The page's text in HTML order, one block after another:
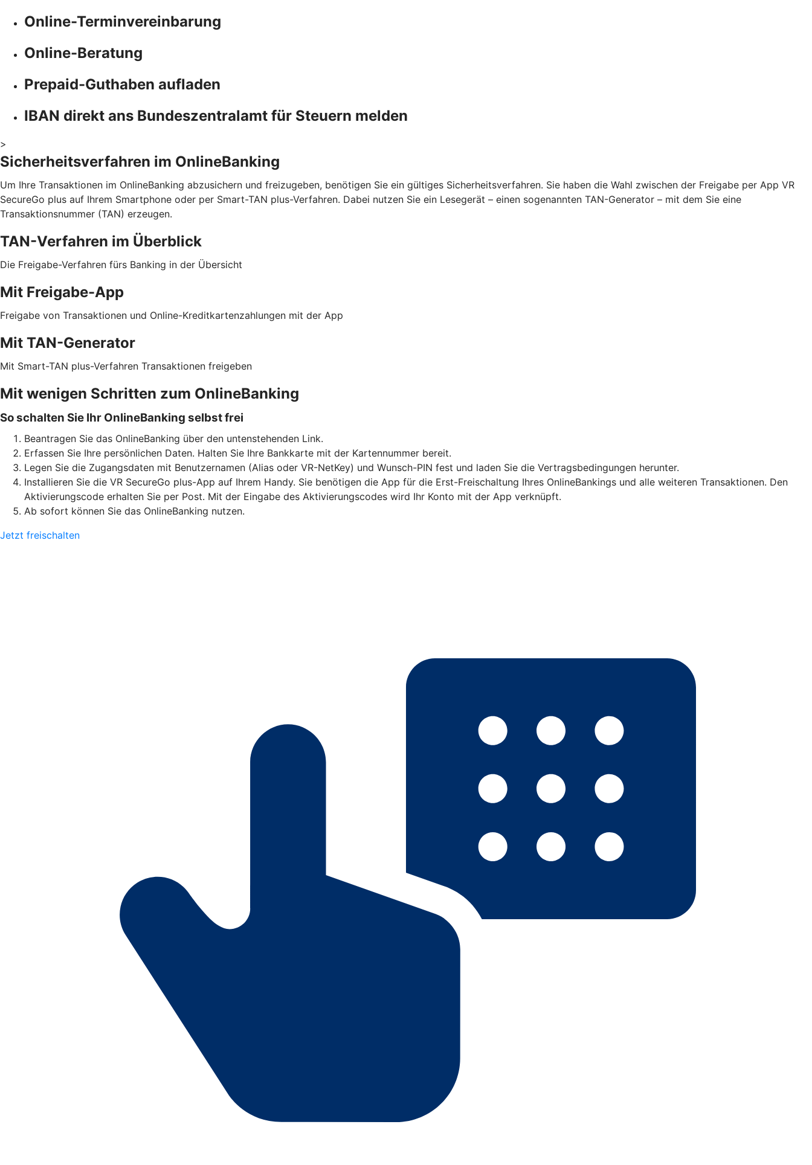
Online-Terminvereinbarung
Online-Beratung
Prepaid-Guthaben aufladen
IBAN direkt ans Bundeszentralamt für Steuern melden
>
Sicherheitsverfahren im OnlineBanking
Um Ihre Transaktionen im OnlineBanking abzusichern und freizugeben, benötigen Sie ein gültiges Sicherheitsverfahren. Sie haben die Wahl zwischen der Freigabe per App VR
SecureGo plus auf Ihrem Smartphone oder per Smart-TAN plus-Verfahren. Dabei nutzen Sie ein Lesegerät – einen sogenannten TAN-Generator – mit dem Sie eine
Transaktionsnummer (TAN) erzeugen.
TAN-Verfahren im Überblick
Die Freigabe-Verfahren fürs Banking in der Übersicht
Mit Freigabe-App
Freigabe von Transaktionen und Online-Kreditkartenzahlungen mit der App
Mit TAN-Generator
Mit Smart-TAN plus-Verfahren Transaktionen freigeben
Mit wenigen Schritten zum OnlineBanking
So schalten Sie Ihr OnlineBanking selbst frei
Beantragen Sie das OnlineBanking über den untenstehenden Link.
Erfassen Sie Ihre persönlichen Daten. Halten Sie Ihre Bankkarte mit der Kartennummer bereit.
Legen Sie die Zugangsdaten mit Benutzernamen (Alias oder VR-NetKey) und Wunsch-PIN fest und laden Sie die Vertragsbedingungen herunter.
Installieren Sie die VR SecureGo plus-App auf Ihrem Handy. Sie benötigen die App für die Erst-Freischaltung Ihres OnlineBankings und alle weiteren Transaktionen. Den
Aktivierungscode erhalten Sie per Post. Mit der Eingabe des Aktivierungscodes wird Ihr Konto mit der App verknüpft.
Ab sofort können Sie das OnlineBanking nutzen.
Jetzt freischalten